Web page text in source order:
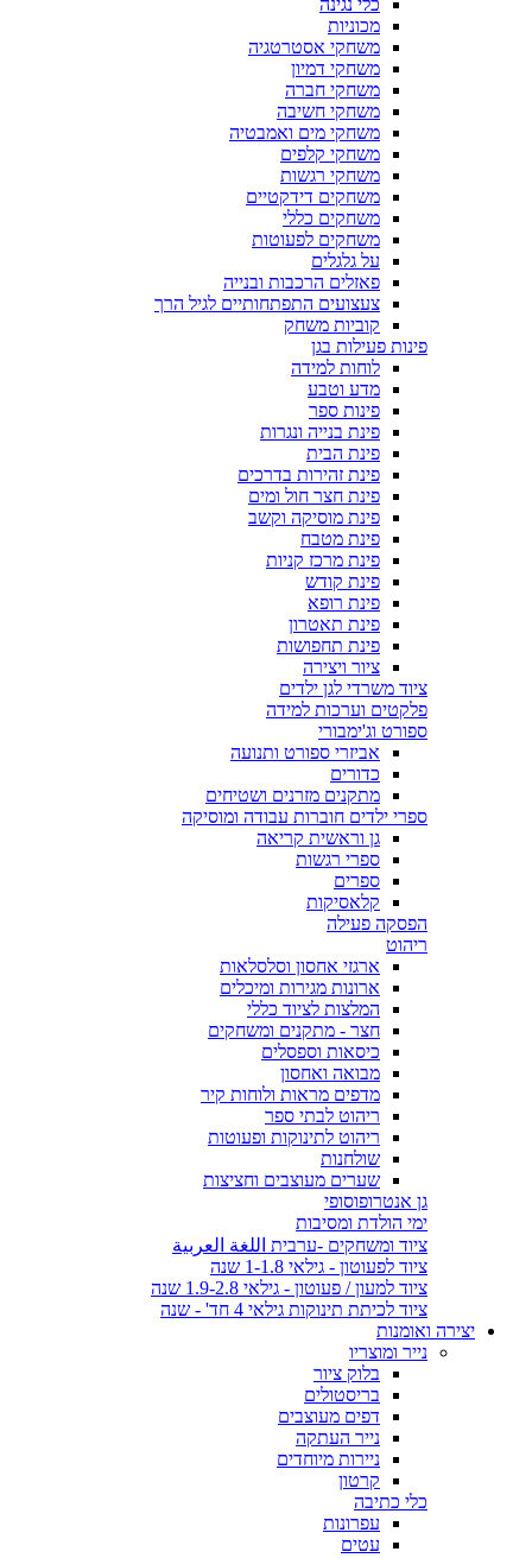
כלי נגינה
מכוניות
משחקי אסטרטגיה
משחקי דמיון
משחקי חברה
משחקי חשיבה
משחקי מים ואמבטיה
משחקי קלפים
משחקי רגשות
משחקים דידקטיים
משחקים כללי
משחקים לפעוטות
על גלגלים
פאזלים הרכבות ובנייה
צעצועים התפתחותיים לגיל הרך
קוביות משחק
פינות פעילות בגן
לוחות למידה
מדע וטבע
פינות ספר
פינת בנייה ונגרות
פינת הבית
פינת זהירות בדרכים
פינת חצר חול ומים
פינת מוסיקה וקשב
פינת מטבח
פינת מרכז קניות
פינת קודש
פינת רופא
פינת תאטרון
פינת תחפושות
ציור ויצירה
ציוד משרדי לגן ילדים
פלקטים וערכות למידה
ספורט וג'ימבורי
אביזרי ספורט ותנועה
כדורים
מתקנים מזרנים ושטיחים
ספרי ילדים חוברות עבודה ומוסיקה
גן וראשית קריאה
ספרי רגשות
ספרים
קלאסיקות
הפסקה פעילה
ריהוט
ארגזי אחסון וסלסלאות
ארונות מגירות ומיכלים
המלצות לציוד כללי
חצר - מתקנים ומשחקים
כיסאות וספסלים
מבואה ואחסון
מדפים מראות ולוחות קיר
ריהוט לבתי ספר
ריהוט לתינוקות ופעוטות
שולחנות
שערים מעוצבים וחציצות
גן אנטרופוסופי
ימי הולדת ומסיבות
ציוד ומשחקים -ערבית اللغة العربية
ציוד לפעוטון - גילאי 1-1.8 שנה
ציוד למעון / פעוטון - גילאי 1.9-2.8 שנה
ציוד לכיתת תינוקות גילאי 4 חד' - שנה
יצירה ואומנות
נייר ומוצריו
בלוק ציור
בריסטולים
דפים מעוצבים
נייר העתקה
ניירות מיוחדים
קרטון
כלי כתיבה
עפרונות
עטים